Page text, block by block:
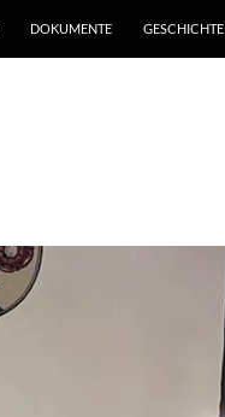
DOKUMENTE GESCHICHTE